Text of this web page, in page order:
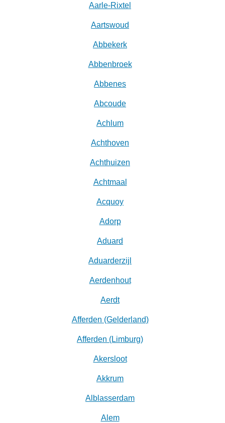
Aarle-Rixtel
Aartswoud
Abbekerk
Abbenbroek
Abbenes
Abcoude
Achlum
Achthoven
Achthuizen
Achtmaal
Acquoy
Adorp
Aduard
Aduarderzijl
Aerdenhout
Aerdt
Afferden (Gelderland)
Afferden (Limburg)
Akersloot
Akkrum
Alblasserdam
Alem